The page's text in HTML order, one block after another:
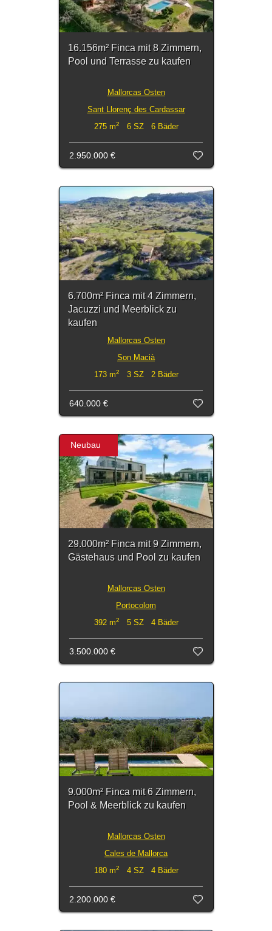
16.156m² Finca mit 8 Zimmern,
Pool und Terrasse zu kaufen
Mallorcas Osten
Sant Llorenç des Cardassar
275 m2 6 SZ 6 Bäder
2.950.000 €
6.700m² Finca mit 4 Zimmern,
Jacuzzi und Meerblick zu
kaufen
Mallorcas Osten
Son Macià
173 m2 3 SZ 2 Bäder
640.000 €
Neubau
29.000m² Finca mit 9 Zimmern,
Gästehaus und Pool zu kaufen
Mallorcas Osten
Portocolom
392 m2 5 SZ 4 Bäder
3.500.000 €
9.000m² Finca mit 6 Zimmern,
Pool & Meerblick zu kaufen
Mallorcas Osten
Cales de Mallorca
180 m2 4 SZ 4 Bäder
2.200.000 €